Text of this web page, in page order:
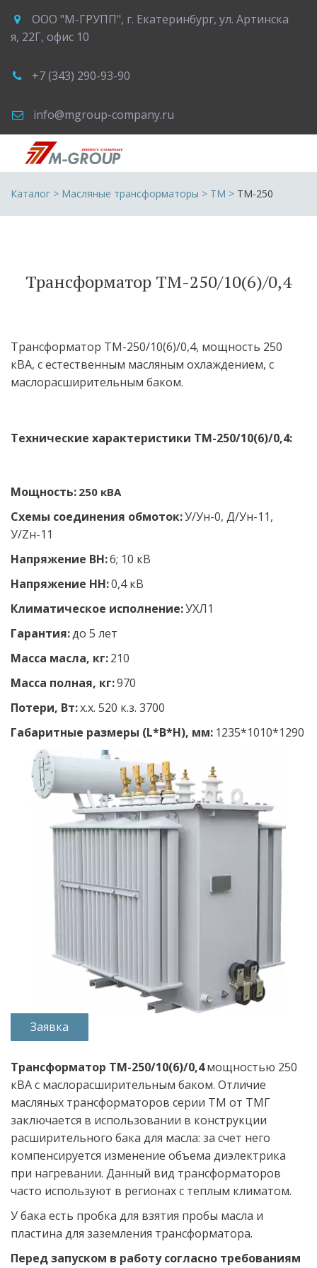
ООО "М-ГРУПП", г. Екатеринбург, ул. Артинска
я, 22Г, офис 10
+7 (343) 290-93-90
info@mgroup-company.ru
Каталог > Масляные трансформаторы > ТМ > ТМ-250
Трансформатор ТМ-250/10(6)/0,4
Трансформатор ТМ-250/10(6)/0,4, мощность 250
кВА, с естественным масляным охлаждением, с
маслорасширительным баком.
Технические характеристики ТМ-250/10(6)/0,4:
Мощность: 250 кВА
Схемы соединения обмоток:У/Ун-0, Д/Ун-11,
У/Zн-11
Напряжение ВН: 6; 10 кВ
Напряжение НН: 0,4 кВ
Климатическое исполнение: УХЛ1
Гарантия: до 5 лет
Масса масла, кг: 210
Масса полная, кг: 970
Потери, Вт: х.х. 520 к.з. 3700
Габаритные размеры (L*B*H), мм: 1235*1010*1290
Заявка
Трансформатор ТМ-250/10(6)/0,4 мощностью 250
кВА с маслорасширительным баком. Отличие
масляных трансформаторов серии ТМ от ТМГ
заключается в использовании в конструкции
расширительного бака для масла: за счет него
компенсируется изменение объема диэлектрика
при нагревании. Данный вид трансформаторов
часто используют в регионах с теплым климатом.
У бака есть пробка для взятия пробы масла и
пластина для заземления трансформатора.
Перед запуском в работу согласно требованиям